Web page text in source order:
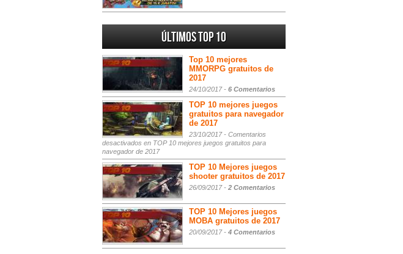
Últimos Top 10
Top 10 mejores
MMORPG gratuitos de
2017
24/10/2017 - 6 Comentarios
TOP 10 mejores juegos
gratuitos para navegador
de 2017
23/10/2017 - Comentarios
desactivados en TOP 10 mejores juegos gratuitos para
navegador de 2017
TOP 10 Mejores juegos
shooter gratuitos de 2017
26/09/2017 - 2 Comentarios
TOP 10 Mejores juegos
MOBA gratuitos de 2017
20/09/2017 - 4 Comentarios